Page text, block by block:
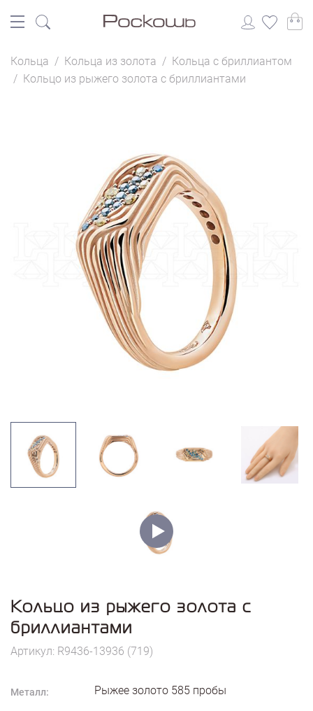
Кольца / Кольца из золота / Кольца с бриллиантом
/ Кольцо из рыжего золота с бриллиантами
Кольцо из рыжего золота с
бриллиантами
Артикул: R9436-13936 (719)
Металл: Рыжее золото 585 пробы